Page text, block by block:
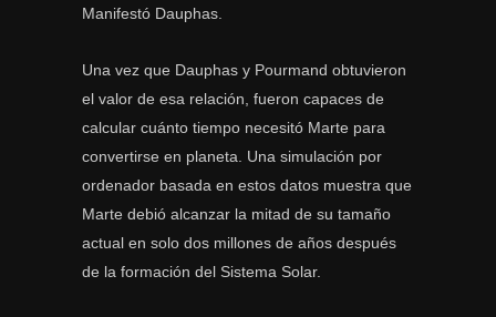
Manifestó Dauphas.
Una vez que Dauphas y Pourmand obtuvieron
el valor de esa relación, fueron capaces de
calcular cuánto tiempo necesitó Marte para
convertirse en planeta. Una simulación por
ordenador basada en estos datos muestra que
Marte debió alcanzar la mitad de su tamaño
actual en solo dos millones de años después
de la formación del Sistema Solar.